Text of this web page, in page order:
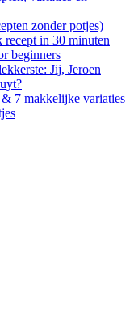
zonder potjes)
in 30 minuten
beginners
Jij, Jeroen
7 makkelijke variaties